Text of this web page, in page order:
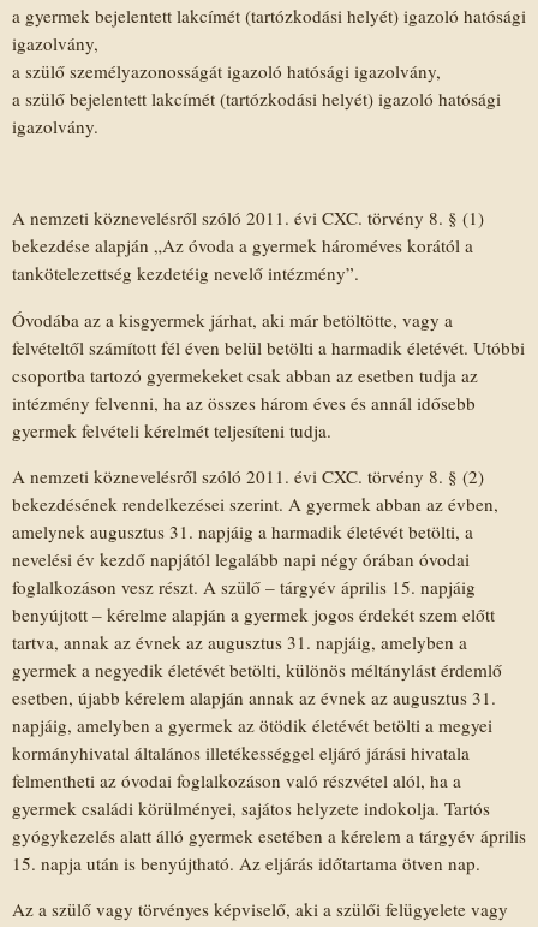
a gyermek bejelentett lakcímét (tartózkodási helyét) igazoló hatósági
igazolvány,
a szülő személyazonosságát igazoló hatósági igazolvány,
a szülő bejelentett lakcímét (tartózkodási helyét) igazoló hatósági
igazolvány.
A nemzeti köznevelésről szóló 2011. évi CXC. törvény 8. § (1)
bekezdése alapján „Az óvoda a gyermek hároméves korától a
tankötelezettség kezdetéig nevelő intézmény”.
Óvodába az a kisgyermek járhat, aki már betöltötte, vagy a
felvételtől számított fél éven belül betölti a harmadik életévét. Utóbbi
csoportba tartozó gyermekeket csak abban az esetben tudja az
intézmény felvenni, ha az összes három éves és annál idősebb
gyermek felvételi kérelmét teljesíteni tudja.
A nemzeti köznevelésről szóló 2011. évi CXC. törvény 8. § (2)
bekezdésének rendelkezései szerint. A gyermek abban az évben,
amelynek augusztus 31. napjáig a harmadik életévét betölti, a
nevelési év kezdő napjától legalább napi négy órában óvodai
foglalkozáson vesz részt. A szülő – tárgyév április 15. napjáig
benyújtott – kérelme alapján a gyermek jogos érdekét szem előtt
tartva, annak az évnek az augusztus 31. napjáig, amelyben a
gyermek a negyedik életévét betölti, különös méltánylást érdemlő
esetben, újabb kérelem alapján annak az évnek az augusztus 31.
napjáig, amelyben a gyermek az ötödik életévét betölti a megyei
kormányhivatal általános illetékességgel eljáró járási hivatala
felmentheti az óvodai foglalkozáson való részvétel alól, ha a
gyermek családi körülményei, sajátos helyzete indokolja. Tartós
gyógykezelés alatt álló gyermek esetében a kérelem a tárgyév április
15. napja után is benyújtható. Az eljárás időtartama ötven nap.
Az a szülő vagy törvényes képviselő, aki a szülői felügyelete vagy